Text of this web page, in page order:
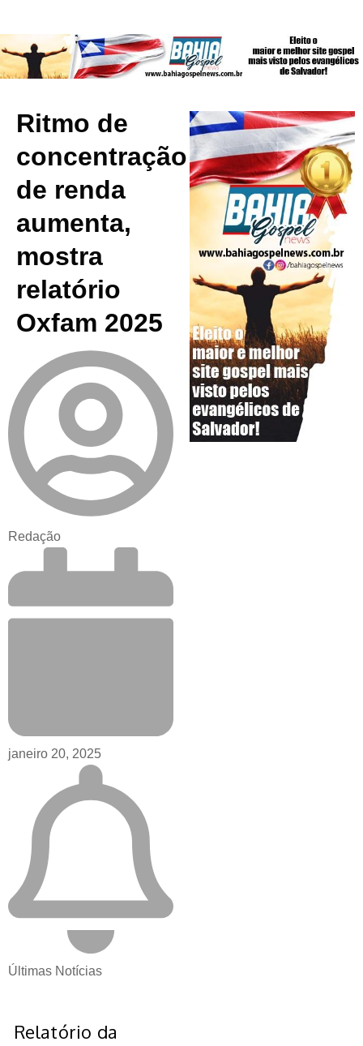
Ritmo de
concentração
de renda
aumenta,
mostra
relatório
Oxfam 2025
Redação
janeiro 20, 2025
Últimas Notícias
Relatório da